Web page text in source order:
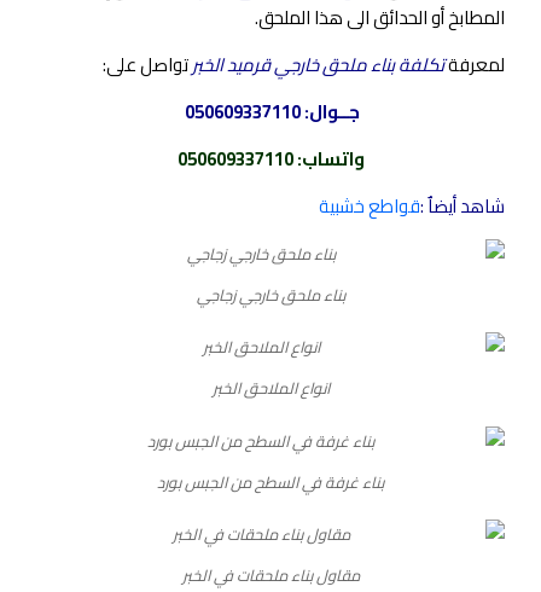
المطابخ أو الحدائق الى هذا الملحق.
لمعرفةتكلفة بناء ملحق خارجي قرميد الخبرتواصل على:
جــوال:
واتساب:
050609337110
شاهد أيضاٌ :قواطع خشبية
بناء ملحق خارجي زجاجي
انواع الملاحق الخبر
بناء غرفة في السطح من الجبس بورد
مقاول بناء ملحقات في الخبر